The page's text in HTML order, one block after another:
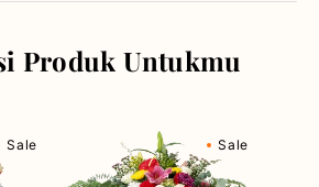
Produk Untukmu
Sale Sale